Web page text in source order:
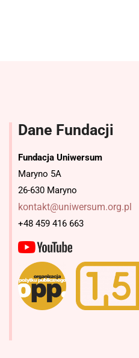
Dane Fundacji
Fundacja Uniwersum
Maryno 5A
26-630 Maryno
kontakt@uniwersum.org.pl
+48 459 416 663